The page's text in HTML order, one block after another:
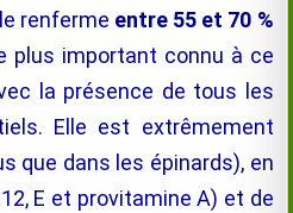
renferme entre 55 et 70 %
plus important connu à ce
la présence de tous les
Elle est extrêmement
que dans les épinards), en
E et provitamine A) et de